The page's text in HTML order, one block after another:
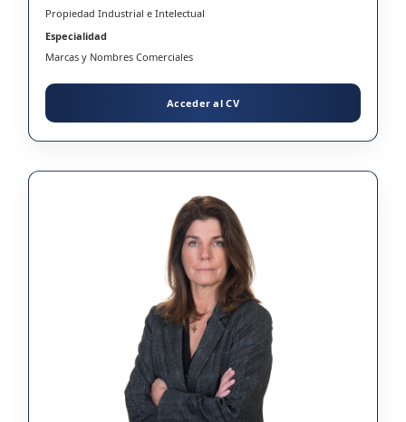
Propiedad Industrial e Intelectual
Especialidad
Marcas y Nombres Comerciales
Acceder al CV